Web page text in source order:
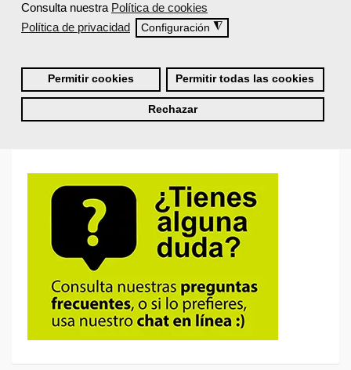
Consulta nuestra Política de cookies
Política de privacidad
Configuración ◮
Permitir cookies Permitir todas las cookies
Rechazar
Recordarme
Iniciar sesión
¿No recuerdas tu nombre de usuario o contraseña?